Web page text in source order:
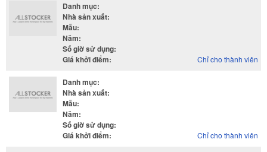
Danh mục:
Nhà sản xuất:
Mẫu:
Năm:
Số giờ sử dụng:
Giá khởi điểm: Chỉ cho thành viên
Danh mục:
Nhà sản xuất:
Mẫu:
Năm:
Số giờ sử dụng:
Giá khởi điểm: Chỉ cho thành viên